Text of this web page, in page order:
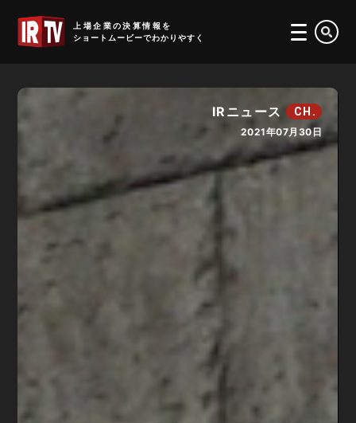
上場企業の決算情報を
ショートムービーでわかりやすく
IRニュース CH.
2021年07月30日